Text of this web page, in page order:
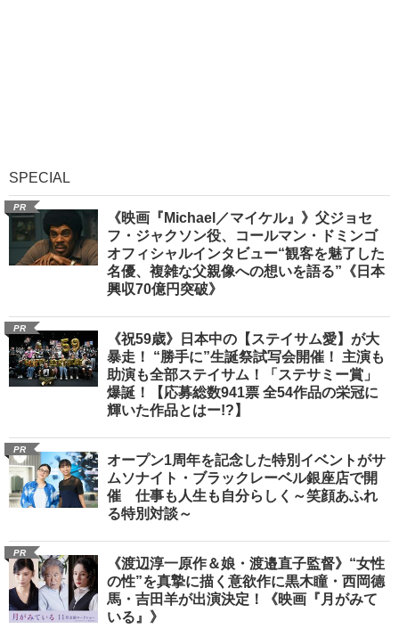
SPECIAL
PR
《映画『Michael／マイケル』》父ジョセ
フ・ジャクソン役、コールマン・ドミンゴ
オフィシャルインタビュー“観客を魅了した
名優、複雑な父親像への想いを語る”《日本
興収70億円突破》
PR
《祝59歳》日本中の【ステイサム愛】が大
暴走！ “勝手に”生誕祭試写会開催！ 主演も
助演も全部ステイサム！「ステサミー賞」
爆誕！【応募総数941票 全54作品の栄冠に
輝いた作品とはー!?】
PR
オープン1周年を記念した特別イベントがサ
ムソナイト・ブラックレーベル銀座店で開
催 仕事も人生も自分らしく～笑顔あふれ
る特別対談～
PR
《渡辺淳一原作＆娘・渡邉直子監督》“女性
の性”を真摯に描く意欲作に黒木瞳・西岡德
馬・吉田羊が出演決定！《映画『月がみて
いる』》